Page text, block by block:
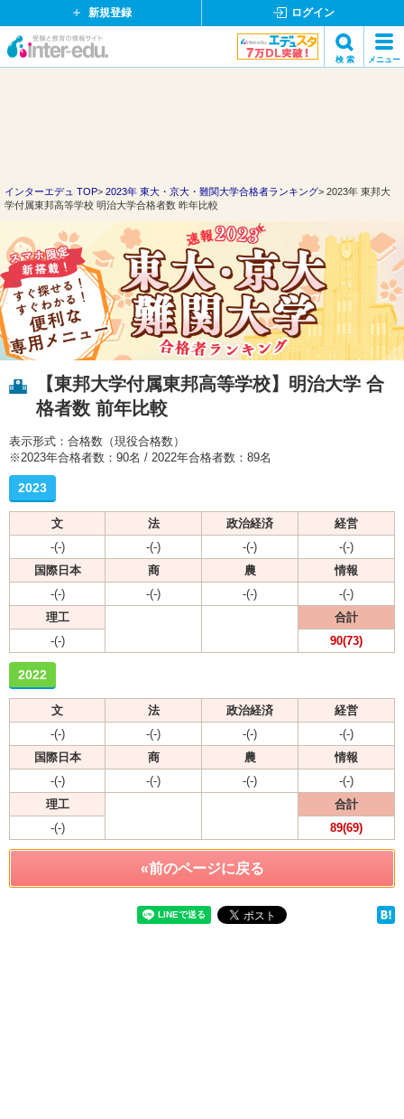
新規登録 ログイン
イ
ド
ッ
ト
コ
ム
検 索 メニュー
インターエデュ TOP 2023年 東大・京大・難関大学合格者ランキング
2023年 東邦大
学付属東邦高等学校 明治大学合格者数 昨年比較
【東邦大学付属東邦高等学校】明治大学 合
格者数 前年比較
表示形式：合格数（現役合格数）
※2023年合格者数：90名 / 2022年合格者数：89名
2023
文 法 政治経済
経営
-(-)
-(-) -(-)
-(-)
国際日本
商 農
情報
-(-)
-(-) -(-)
-(-)
理工
合計
-(-)
90(73)
2022
文 法 政治経済
経営
-(-)
-(-) -(-)
-(-)
国際日本
商 農
情報
-(-)
-(-) -(-)
-(-)
理工
合計
-(-)
89(69)
«前のページに戻る